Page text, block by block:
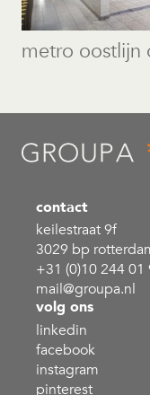
metro oostlijn
contact
keilestraat 9f
3029 bp
+31 (0)10 244 01
mail@groupa.nl
volg ons
linkedin
facebook
instagram
pinterest